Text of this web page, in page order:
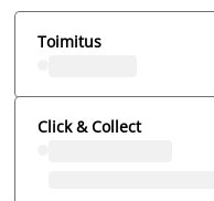
Toimitus
Click & Collect